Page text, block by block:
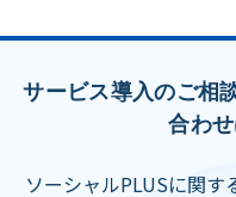
サービス導入のご相
合わ
ソーシャルPLUSに関